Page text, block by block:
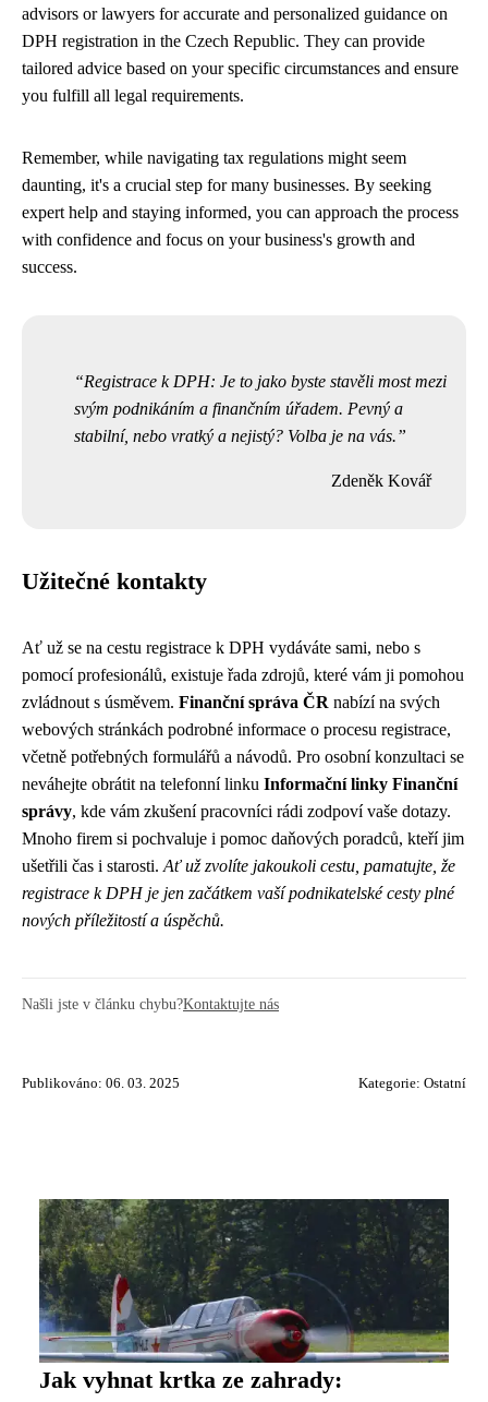
advisors or lawyers for accurate and personalized guidance on
DPH registration in the Czech Republic. They can provide
tailored advice based on your specific circumstances and ensure
you fulfill all legal requirements.
Remember, while navigating tax regulations might seem
daunting, it's a crucial step for many businesses. By seeking
expert help and staying informed, you can approach the process
with confidence and focus on your business's growth and
success.
Registrace k DPH: Je to jako byste stavěli most mezi
svým podnikáním a finančním úřadem. Pevný a
stabilní, nebo vratký a nejistý? Volba je na vás.
Zdeněk Kovář
Užitečné kontakty
Ať už se na cestu registrace k DPH vydáváte sami, nebo s
pomocí profesionálů, existuje řada zdrojů, které vám ji pomohou
zvládnout s úsměvem. Finanční správa ČR nabízí na svých
webových stránkách podrobné informace o procesu registrace,
včetně potřebných formulářů a návodů. Pro osobní konzultaci se
neváhejte obrátit na telefonní linku Informační linky Finanční
správy, kde vám zkušení pracovníci rádi zodpoví vaše dotazy.
Mnoho firem si pochvaluje i pomoc daňových poradců, kteří jim
ušetřili čas i starosti. Ať už zvolíte jakoukoli cestu, pamatujte, že
registrace k DPH je jen začátkem vaší podnikatelské cesty plné
nových příležitostí a úspěchů.
Našli jste v článku chybu?Kontaktujte nás
Publikováno: 06. 03. 2025 Kategorie: Ostatní
Jak vyhnat krtka ze zahrady: